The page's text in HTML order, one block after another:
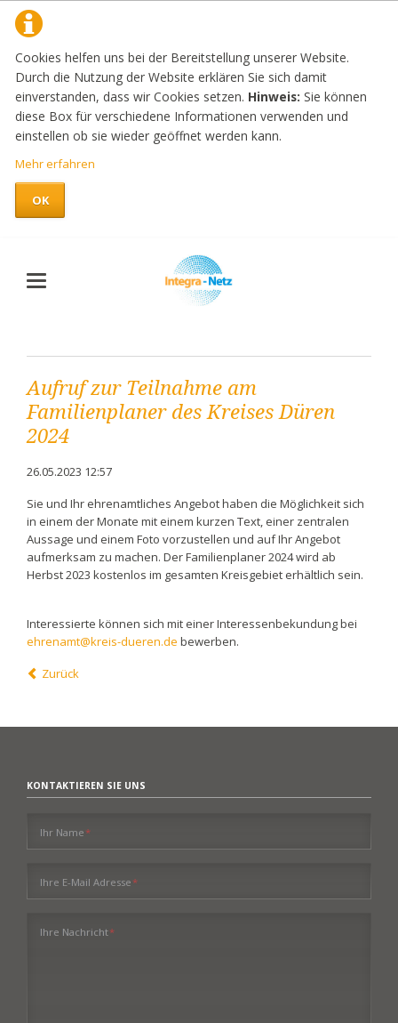
Cookies helfen uns bei der Bereitstellung unserer Website.
Durch die Nutzung der Website erklären Sie sich damit
einverstanden, dass wir Cookies setzen. Hinweis: Sie können
diese Box für verschiedene Informationen verwenden und
einstellen ob sie wieder geöffnet werden kann.
Mehr erfahren
OK
Aufruf zur Teilnahme am
Familienplaner des Kreises Düren
2024
26.05.2023 12:57
Sie und Ihr ehrenamtliches Angebot haben die Möglichkeit sich
in einem der Monate mit einem kurzen Text, einer zentralen
Aussage und einem Foto vorzustellen und auf Ihr Angebot
aufmerksam zu machen. Der Familienplaner 2024 wird ab
Herbst 2023 kostenlos im gesamten Kreisgebiet erhältlich sein.
Interessierte können sich mit einer Interessenbekundung bei
ehrenamt@kreis-dueren.de bewerben.
Zurück
KONTAKTIEREN SIE UNS
Pflichtfeld
Ihr Name*
Pflichtfeld
Ihre E-Mail Adresse*
Pflichtfeld
Ihre Nachricht*